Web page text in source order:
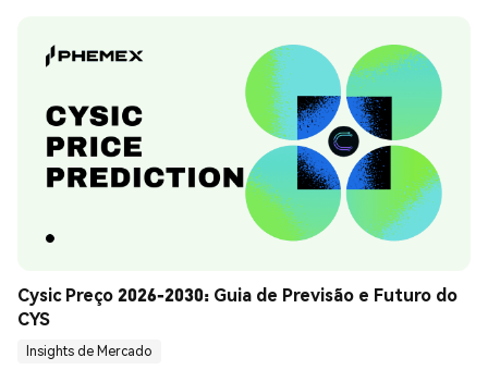
Cysic Preço 2026-2030: Guia de Previsão e Futuro do
CYS
Insights de Mercado